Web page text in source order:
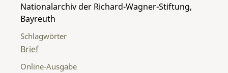
Nationalarchiv der Richard-Wagner-Stiftung,
Bayreuth
Schlagwörter
Brief
Online-Ausgabe